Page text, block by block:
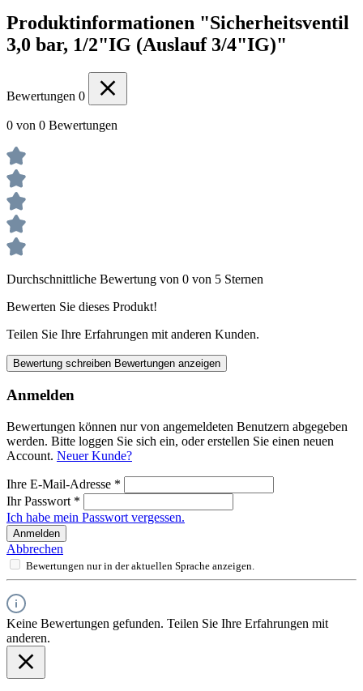
Produktinformationen "Sicherheitsventil
3,0 bar, 1/2"IG (Auslauf 3/4"IG)"
Bewertungen 0
0 von 0 Bewertungen
Durchschnittliche Bewertung von 0 von 5 Sternen
Bewerten Sie dieses Produkt!
Teilen Sie Ihre Erfahrungen mit anderen Kunden.
Bewertung schreiben Bewertungen anzeigen
Anmelden
Bewertungen können nur von angemeldeten Benutzern abgegeben
werden. Bitte loggen Sie sich ein, oder erstellen Sie einen neuen
Account. Neuer Kunde?
Ihre E-Mail-Adresse *
Ihr Passwort *
Ich habe mein Passwort vergessen.
Anmelden
Abbrechen
Bewertungen nur in der aktuellen Sprache anzeigen.
Keine Bewertungen gefunden. Teilen Sie Ihre Erfahrungen mit
anderen.